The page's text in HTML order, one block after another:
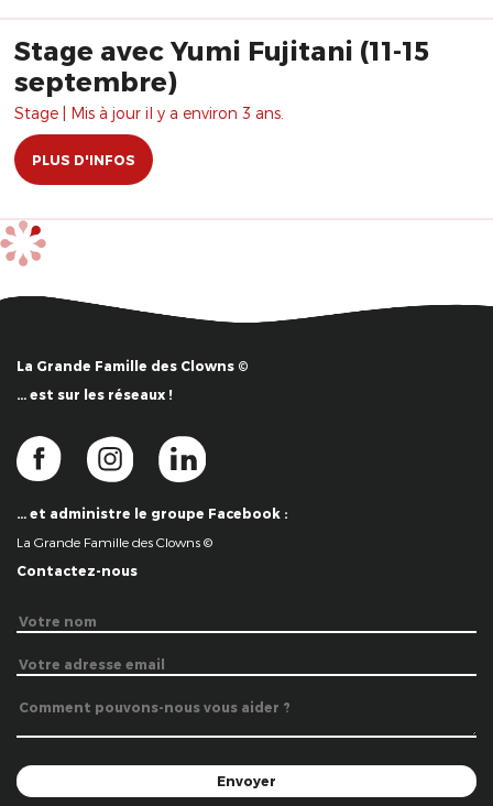
Stage avec Yumi Fujitani (11-15
septembre)
Stage | Mis à jour il y a environ 3 ans.
PLUS D'INFOS
La Grande Famille des Clowns ©
… est sur les réseaux !
… et administre le groupe Facebook :
La Grande Famille des Clowns ©
Contactez-nous